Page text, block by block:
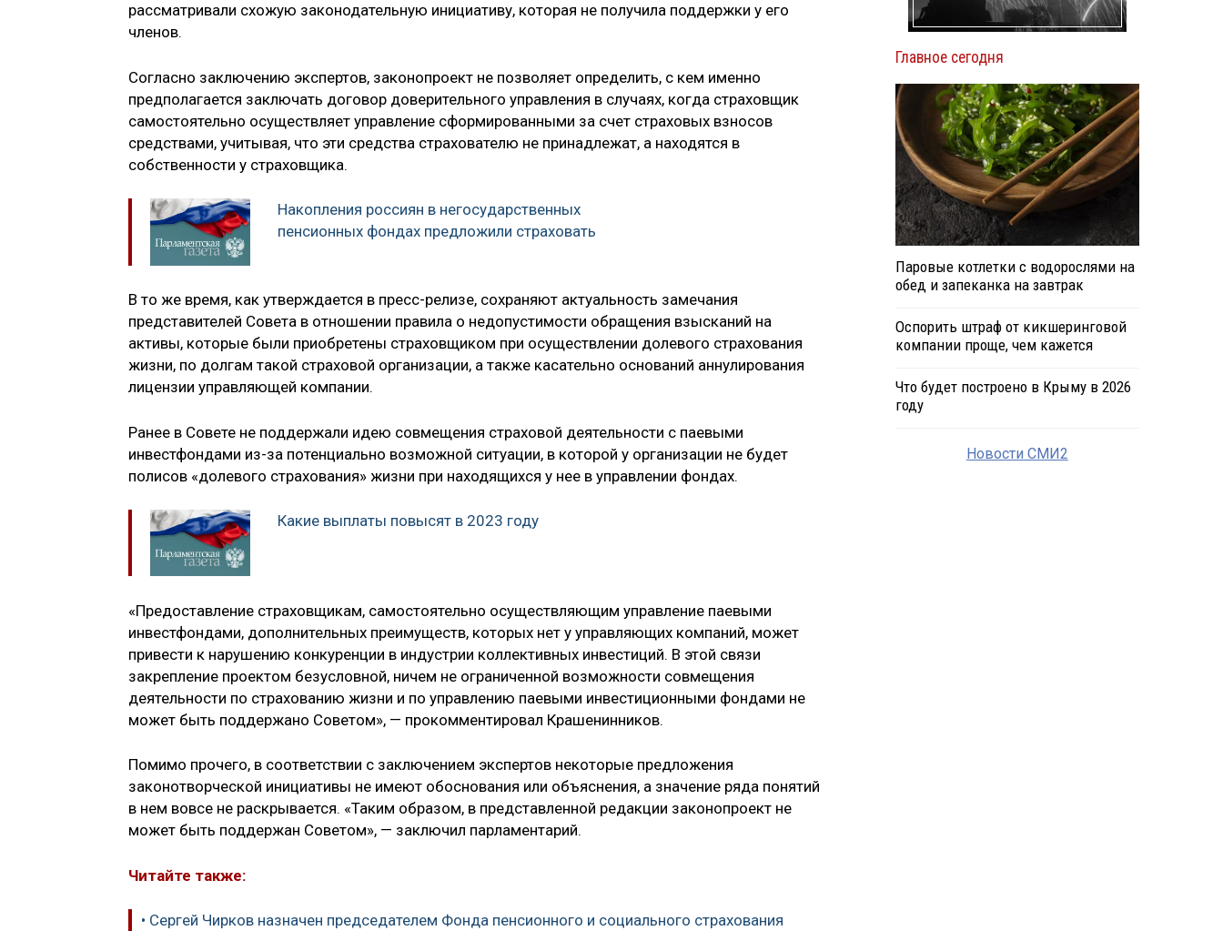
рассматривали схожую законодательную инициативу, которая не получила поддержки у его
членов.
Согласно заключению экспертов, законопроект не позволяет определить, с кем именно
предполагается заключать договор доверительного управления в случаях, когда страховщик
самостоятельно осуществляет управление сформированными за счет страховых взносов
средствами, учитывая, что эти средства страхователю не принадлежат, а находятся в
собственности у страховщика.
Накопления россиян в негосударственных
пенсионных фондах предложили страховать
В то же время, как утверждается в пресс-релизе, сохраняют актуальность замечания
представителей Совета в отношении правила о недопустимости обращения взысканий на
активы, которые были приобретены страховщиком при осуществлении долевого страхования
жизни, по долгам такой страховой организации, а также касательно оснований аннулирования
лицензии управляющей компании.
Ранее в Совете не поддержали идею совмещения страховой деятельности с паевыми
инвестфондами из-за потенциально возможной ситуации, в которой у организации не будет
полисов «долевого страхования» жизни при находящихся у нее в управлении фондах.
Какие выплаты повысят в 2023 году
«Предоставление страховщикам, самостоятельно осуществляющим управление паевыми
инвестфондами, дополнительных преимуществ, которых нет у управляющих компаний, может
привести к нарушению конкуренции в индустрии коллективных инвестиций. В этой связи
закрепление проектом безусловной, ничем не ограниченной возможности совмещения
деятельности по страхованию жизни и по управлению паевыми инвестиционными фондами не
может быть поддержано Советом», — прокомментировал Крашенинников.
Помимо прочего, в соответствии с заключением экспертов некоторые предложения
законотворческой инициативы не имеют обоснования или объяснения, а значение ряда понятий
в нем вовсе не раскрывается. «Таким образом, в представленной редакции законопроект не
может быть поддержан Советом», — заключил парламентарий.
Читайте также:
• Сергей Чирков назначен председателем Фонда пенсионного и социального страхования
Главное сегодня
Паровые котлетки с водорослями на
обед и запеканка на завтрак
Оспорить штраф от кикшеринговой
компании проще, чем кажется
Что будет построено в Крыму в 2026
году
Новости СМИ2